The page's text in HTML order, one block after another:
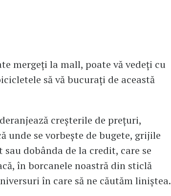
mergeți la mall, poate vă vedeți cu
să vă bucurați de această
creșterile de prețuri,
unde se vorbește de bugete, grijile
dobânda de la credit, care se
în borcanele noastră din sticlă
în care să ne căutăm liniștea.